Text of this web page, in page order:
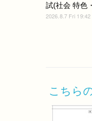
試(社会 特色
2026.8.7 Fri 19:42
こちら